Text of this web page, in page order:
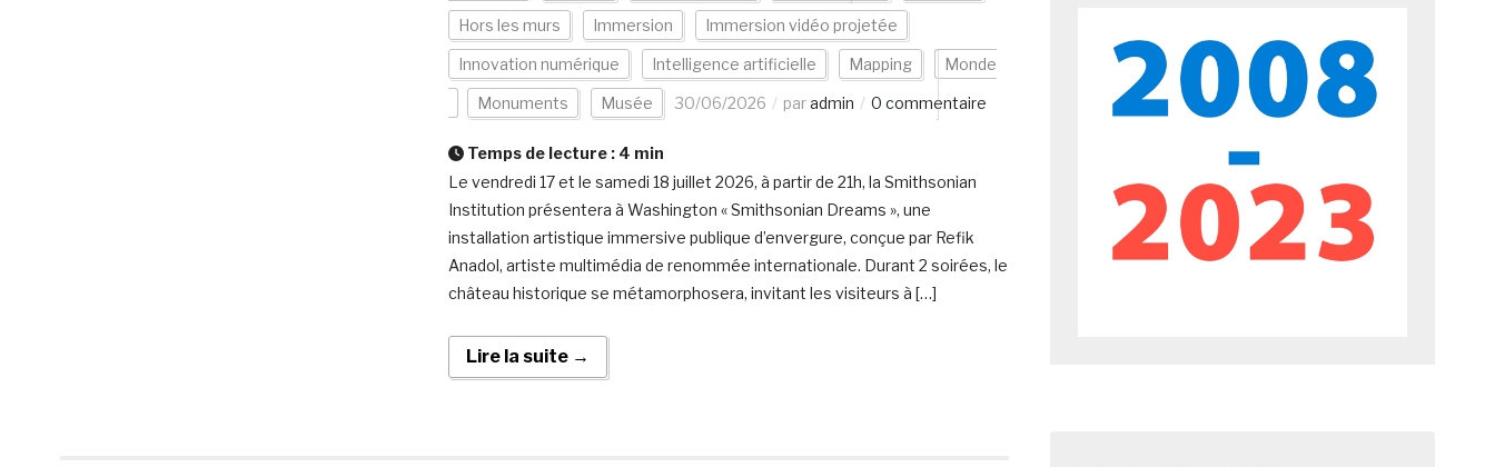
Hors les murs Immersion Immersion vidéo projetée
Innovation numérique Intelligence artificielle Mapping Monde
Monuments Musée 30/06/2026 paradmin 0 commentaire
Temps de lecture : 4 min
Le vendredi 17 et le samedi 18 juillet 2026, à partir de 21h, la Smithsonian
Institution présentera à Washington « Smithsonian Dreams », une
installation artistique immersive publique d’envergure, conçue par Refik
Anadol, artiste multimédia de renommée internationale. Durant 2 soirées, le
château historique se métamorphosera, invitant les visiteurs à […]
Lire la suite →